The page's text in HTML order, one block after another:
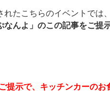
たこちらのイベントでは
なんよ」のこの記事をご提
提示で、キッチンカーのお